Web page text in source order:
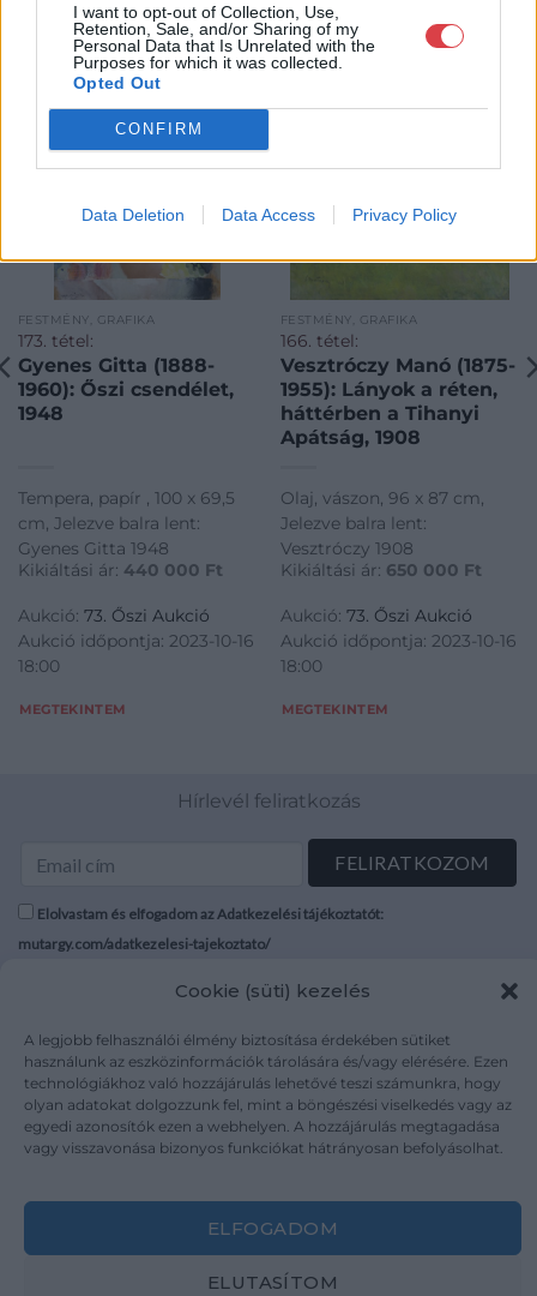
I want to opt-out of Collection, Use,
Retention, Sale, and/or Sharing of my
Personal Data that Is Unrelated with the
Purposes for which it was collected.
Opted Out
CONFIRM
Data Deletion Data Access Privacy Policy
Cookie (süti) kezelés
A legjobb felhasználói élmény biztosítása érdekében sütiket
használunk az eszközinformációk tárolására és/vagy elérésére. Ezen
technológiákhoz való hozzájárulás lehetővé teszi számunkra, hogy
olyan adatokat dolgozzunk fel, mint a böngészési viselkedés vagy az
egyedi azonosítók ezen a webhelyen. A hozzájárulás megtagadása
vagy visszavonása bizonyos funkciókat hátrányosan befolyásolhat.
ELFOGADOM
ELUTASÍTOM
KAPCSOLÓDÓ MŰTÁRGYAK
FESTMÉNY, GRAFIKA
173. tétel:
Gyenes Gitta (1888-
1960): Őszi csendélet,
1948
Tempera, papír , 100 x 69,5
cm, Jelezve balra lent:
Gyenes Gitta 1948
Kikiáltási ár: 440 000 Ft
Aukció: 73. Őszi Aukció
Aukció időpontja: 2023-10-16
18:00
MEGTEKINTEM
FESTMÉNY, GRAFIKA
166. tétel:
Vesztróczy Manó (1875-
1955): Lányok a réten,
háttérben a Tihanyi
Apátság, 1908
Olaj, vászon, 96 x 87 cm,
Jelezve balra lent:
Vesztróczy 1908
Kikiáltási ár: 650 000 Ft
Aukció: 73. Őszi Aukció
Aukció időpontja: 2023-10-16
18:00
MEGTEKINTEM
Hírlevél feliratkozás
Elolvastam és elfogadom az Adatkezelési tájékoztatót:
mutargy.com/adatkezelesi-tajekoztato/
Médiaajánlat
Karrier
Kapcsolat
Áraink
ÁSZF
Adatvédelem
Impresszum